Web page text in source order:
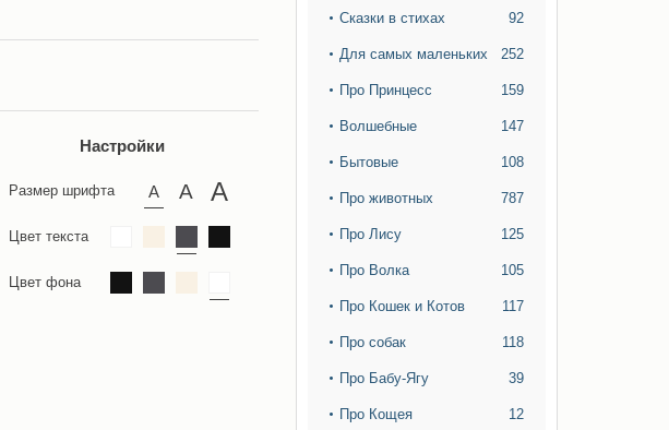
Настройки
Размер шрифта
Цвет текста
Цвет фона
Сказки в стихах 92
Для самых маленьких 252
Про Принцесс 159
Волшебные 147
Бытовые 108
Про животных 787
Про Лису 125
Про Волка 105
Про Кошек и Котов 117
Про собак 118
Про Бабу-Ягу 39
Про Кощея 12